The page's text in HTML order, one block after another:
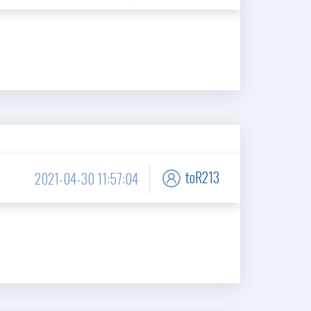
2021-04-30 11:57:04 toR213